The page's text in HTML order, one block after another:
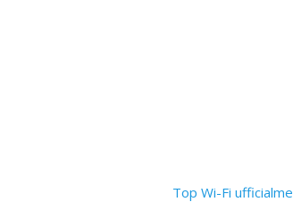
Top Wi-Fi